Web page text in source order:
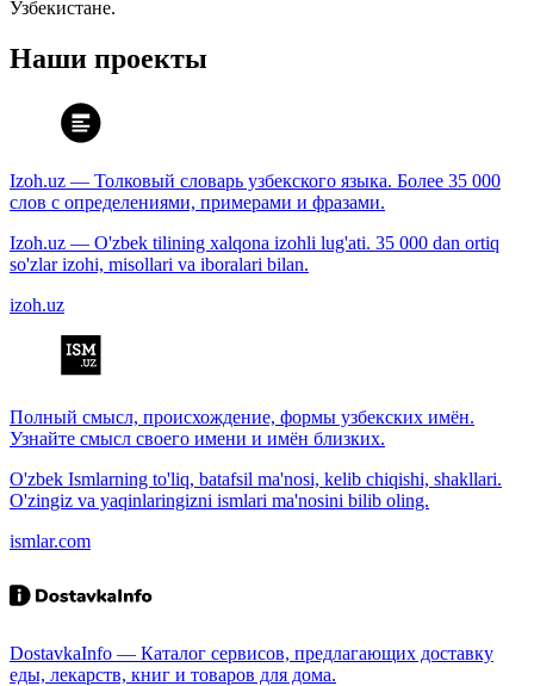
Узбекистане.
Наши проекты
Izoh.uz — Толковый словарь узбекского языка. Более 35 000
слов с определениями, примерами и фразами.
Izoh.uz — O'zbek tilining xalqona izohli lug'ati. 35 000 dan ortiq
so'zlar izohi, misollari va iboralari bilan.
izoh.uz
Полный смысл, происхождение, формы узбекских имён.
Узнайте смысл своего имени и имён близких.
O'zbek Ismlarning to'liq, batafsil ma'nosi, kelib chiqishi, shakllari.
O'zingiz va yaqinlaringizni ismlari ma'nosini bilib oling.
ismlar.com
DostavkaInfo — Каталог сервисов, предлагающих доставку
еды, лекарств, книг и товаров для дома.